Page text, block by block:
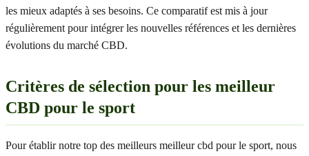
les mieux adaptés à ses besoins. Ce comparatif est mis à jour
régulièrement pour intégrer les nouvelles références et les dernières
évolutions du marché CBD.
Critères de sélection pour les meilleur
CBD pour le sport
Pour établir notre top des meilleurs meilleur cbd pour le sport, nous